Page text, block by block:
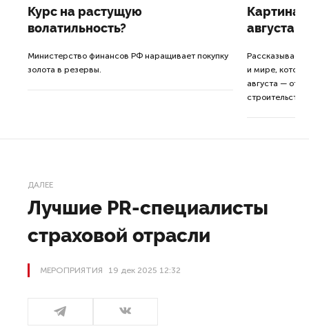
Курс на растущую
волатильность?
Министерство финансов РФ наращивает покупку
золота в резервы.
Картина
августа
Рассказываем
и мире,
августа — от
ДАЛЕЕ
Лучшие PR-специалисты
страховой отрасли
МЕРОПРИЯТИЯ 19 дек 2025 12:32